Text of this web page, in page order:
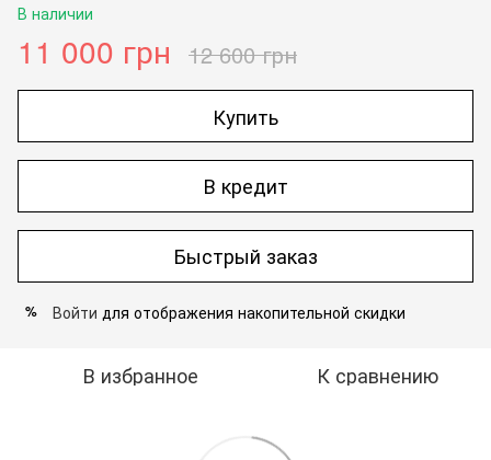
В наличии
11 000 грн 12 600 грн
Купить
В кредит
Быстрый заказ
% Войти для отображения накопительной скидки
В избранное К сравнению